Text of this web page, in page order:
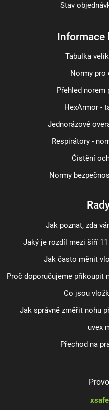
Stav
Informace
Tabulka
Normy pro
Přehled norem
HexArmor -
Jednorázové
Respirátory -
Čistění
Normy
Jak poznat, zda
Jaký je rozdíl mezi šíří 11
Jak často měnit
Proč doporučujeme přikoupit
Co jsou
Jak správně změřit nohu
uvex
Přechod na